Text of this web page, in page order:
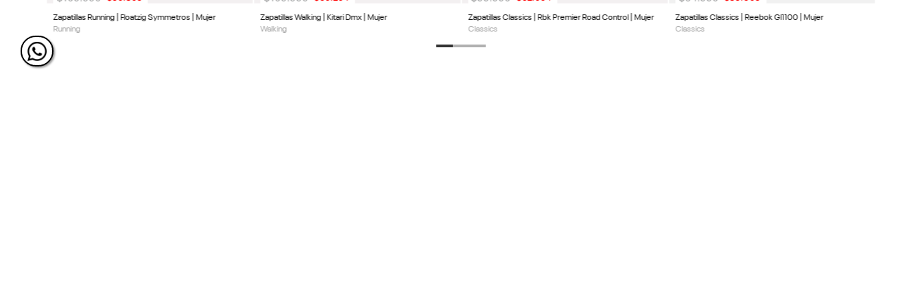
Zapatillas Running | Floatzig Symmetros | Mujer
Running
Zapatillas Walking | Kitari Dmx | Mujer
Walking
Zapatillas Classics | Rbk Premier Road Control | Mujer
Classics
Zapatillas Classics | Reebok Gl1100 | Mujer
Classics